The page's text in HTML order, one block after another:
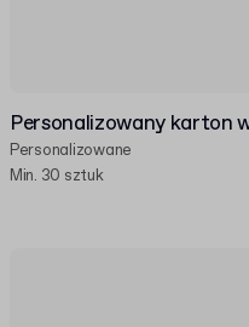
Personalizowany karton
Personalizowane
Min. 30 sztuk